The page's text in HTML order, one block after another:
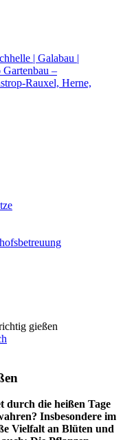
| Galabau |
Gartenbau –
Rauxel, Herne,
gießen
durch die heißen Tage
Insbesondere im
Vielfalt an Blüten und